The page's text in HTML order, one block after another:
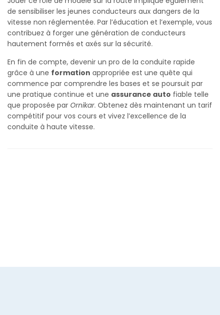
de sensibiliser les jeunes conducteurs aux dangers de la
vitesse non réglementée. Par l’éducation et l’exemple, vous
contribuez à forger une génération de conducteurs
hautement formés et axés sur la sécurité.
En fin de compte, devenir un pro de la conduite rapide
grâce à une formation appropriée est une quête qui
commence par comprendre les bases et se poursuit par
une pratique continue et une assurance auto fiable telle
que proposée par Ornikar. Obtenez dès maintenant un tarif
compétitif pour vos cours et vivez l’excellence de la
conduite à haute vitesse.